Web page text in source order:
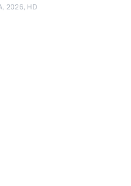
2026, HD